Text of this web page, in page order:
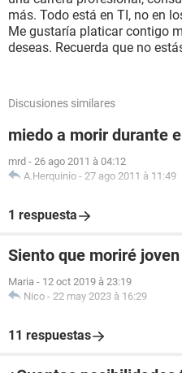
más. Todo está en TI, no en
Me gustaría platicar contigo
deseas. Recuerda que no
Discusiones similares
miedo a morir durante
mrd - 26 ago 2011 à 04:12
A.Herquinio - 27 ago 2011 à 11:49
1 respuesta
Siento que moriré joven
Maria - 12 oct 2019 à 23:19
Nico - 22 may 2023 à 16:29
11 respuestas